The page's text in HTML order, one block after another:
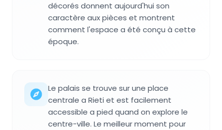
décorés donnent aujourd'hui son
caractère aux pièces et montrent
comment l'espace a été conçu à cette
époque.
Le palais se trouve sur une place
centrale a Rieti et est facilement
accessible a pied quand on explore le
centre-ville. Le meilleur moment pour